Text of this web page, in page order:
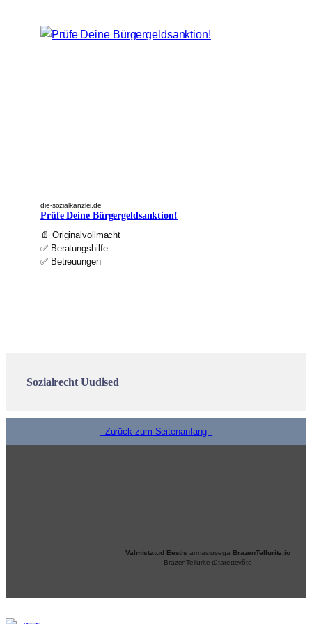
die-sozialkanzlei.de
Prüfe Deine Bürgergeldsanktion!
📄 Originalvollmacht
✅ Beratungshilfe
✅ Betreuungen
Sozialrecht Uudised
- Zurück zum Seitenanfang -
Valmistatud Eestis armastusega BrazenTellurite.io
BrazenTellurite tütarettevõte